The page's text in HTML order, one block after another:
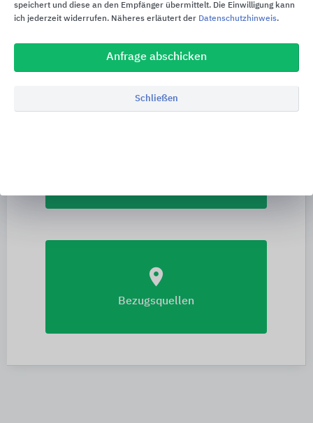
euro_symbol
Preisanfrage
location_on
Bezugsquellen
speichert und diese an den Empfänger übermittelt. Die Einwilligung kann
ich jederzeit widerrufen. Näheres erläutert der Datenschutzhinweis.
Anfrage abschicken
Schließen